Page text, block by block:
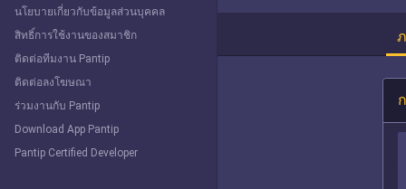
นโยบายเกี่ยวกับข้อมูลส่วนบุคคล
สิทธิ์การใช้งานของสมาชิก
ติดต่อทีมงาน Pantip
ติดต่อลงโฆษณา
ร่วมงานกับ Pantip
Download App Pantip
Pantip Certified Developer